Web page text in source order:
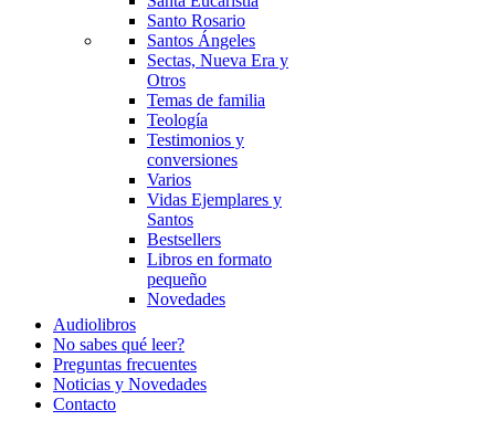
Santo Rosario
Santos Ángeles
Sectas, Nueva Era y
Otros
Temas de familia
Teología
Testimonios y
conversiones
Varios
Vidas Ejemplares y
Santos
Bestsellers
Libros en formato
pequeño
Novedades
Audiolibros
No sabes qué leer?
Preguntas frecuentes
Noticias y Novedades
Contacto